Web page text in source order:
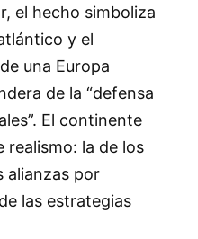
el hecho simboliza
y el
una Europa
de la “defensa
El continente
realismo: la de los
alianzas por
las estrategias